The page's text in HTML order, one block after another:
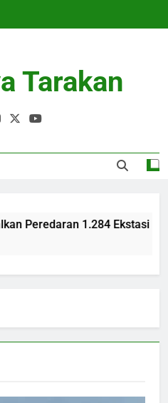
Tarakan
Peredaran 1.284 Ekstasi di